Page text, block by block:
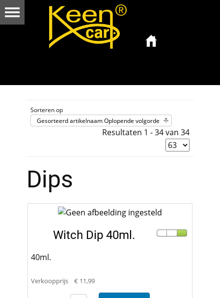
Sorteren op
Gesorteerd artikelnaam Oplopende volgorde
Resultaten 1 - 34 van 34
Dips
Witch Dip 40ml.
40ml.
Verkoopprijs € 11,99